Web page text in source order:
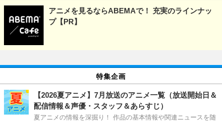
アニメを見るならABEMAで！ 充実のラインナッ
プ【PR】
特集企画
【2026夏アニメ】7月放送のアニメ一覧（放送開始日＆
配信情報＆声優・スタッフ＆あらすじ）
夏アニメの情報を深掘り！ 作品の基本情報や関連ニュースを随